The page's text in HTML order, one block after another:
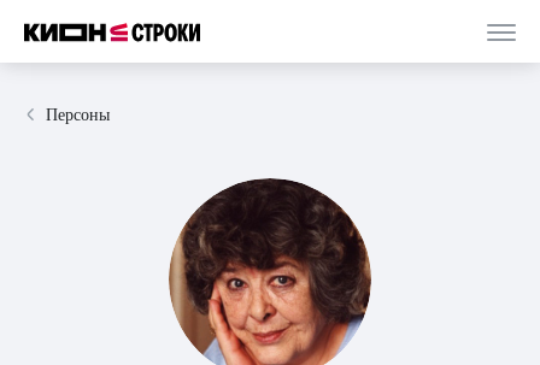
Персоны